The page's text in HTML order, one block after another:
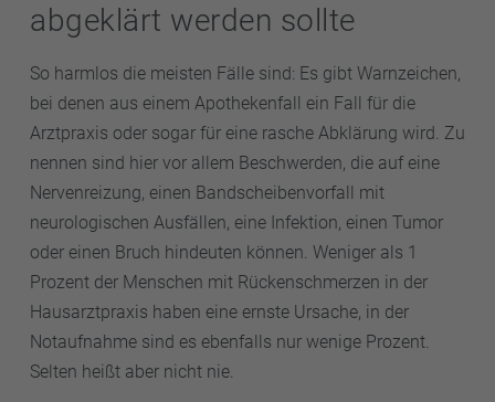
abgeklärt werden sollte
So harmlos die meisten Fälle sind: Es gibt Warnzeichen,
bei denen aus einem Apothekenfall ein Fall für die
Arztpraxis oder sogar für eine rasche Abklärung wird. Zu
nennen sind hier vor allem Beschwerden, die auf eine
Nervenreizung, einen Bandscheibenvorfall mit
neurologischen Ausfällen, eine Infektion, einen Tumor
oder einen Bruch hindeuten können. Weniger als 1
Prozent der Menschen mit Rückenschmerzen in der
Hausarztpraxis haben eine ernste Ursache, in der
Notaufnahme sind es ebenfalls nur wenige Prozent.
Selten heißt aber nicht nie.